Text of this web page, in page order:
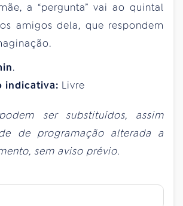
a “pergunta” vai ao quintal
amigos dela, que respondem
.
indicativa: Livre
ser substituídos, assim
de programação alterada a
sem aviso prévio.